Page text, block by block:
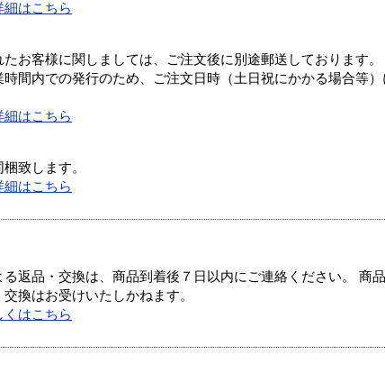
細はこちら
お客様に関しましては、ご注文後に別途郵送しております。
間内での発行のため、ご注文日時（土日祝にかかる場合等
はこちら
致します。
はこちら
る返品・交換は、商品到着後７日以内にご連絡ください。 商
換はお受けいたしかねます。
はこちら